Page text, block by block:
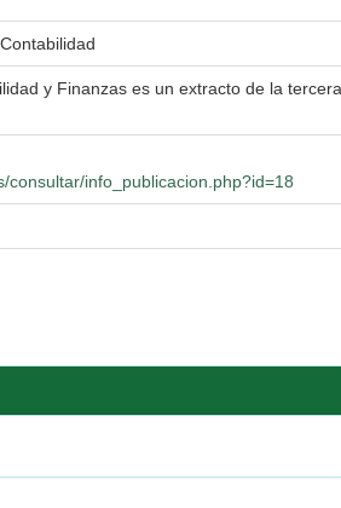
y Finanzas es un extracto de la
consultar/info_publicacion.php?id=18